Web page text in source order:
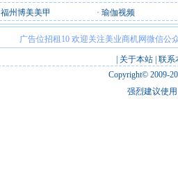
福州博美美甲 · 瑜伽视频
广告位招租10 欢迎关注美业商机网微信公
关于本站 联系
Copyright© 2009-
强烈建议使